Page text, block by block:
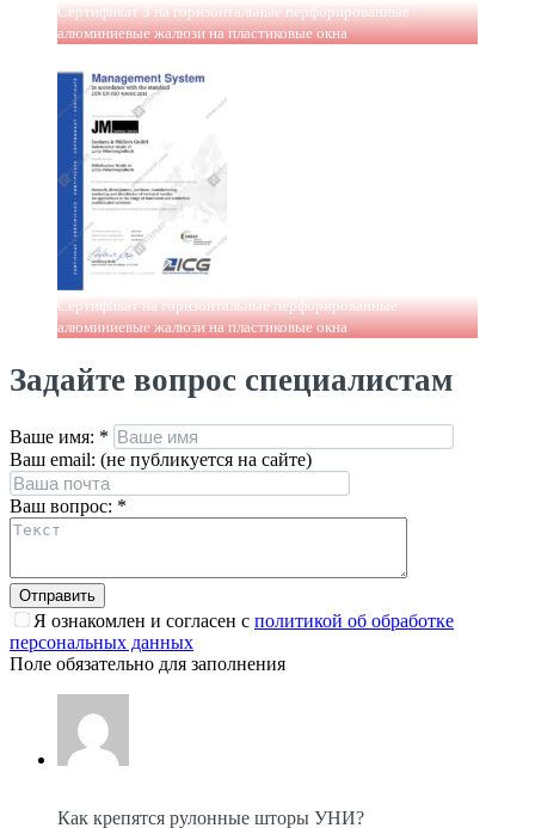
Сертификат 3 на горизонтальные перфорированные
алюминиевые жалюзи на пластиковые окна
Сертификат на горизонтальные перфорированные
алюминиевые жалюзи на пластиковые окна
Задайте вопрос специалистам
Ваше имя: *
Ваш email: (не публикуется на сайте)
Ваш вопрос: *
Я ознакомлен и согласен с политикой об обработке
персональных данных
Поле обязательно для заполнения
Как крепятся рулонные шторы УНИ?